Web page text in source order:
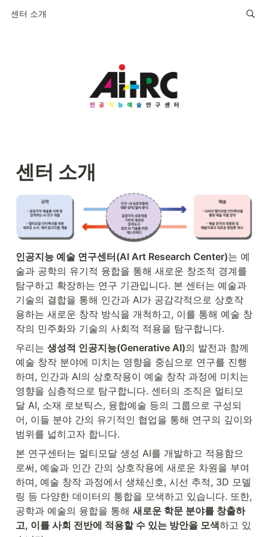
센터 소개
센터 소개
인공지능 예술 연구센터(AI Art Research Center)는 예
술과 공학의 유기적 융합을 통해 새로운 창조적 경계를
탐구하고 확장하는 연구 기관입니다. 본 센터는 예술과
기술의 결합을 통해 인간과 AI가 공감각적으로 상호작
용하는 새로운 창작 방식을 개척하고, 이를 통해 예술 창
작의 민주화와 기술의 사회적 적용을 탐구합니다.
우리는 생성적 인공지능(Generative AI)의 발전과 함께
예술 창작 분야에 미치는 영향을 중심으로 연구를 진행
하며, 인간과 AI의 상호작용이 예술 창작 과정에 미치는
영향을 심층적으로 탐구합니다. 센터의 조직은 멀티모
달 AI, 소재 로보틱스, 융합예술 등의 그룹으로 구성되
어, 이들 분야 간의 유기적인 협업을 통해 연구의 깊이와
범위를 넓히고자 합니다.
본 연구센터는 멀티모달 생성 AI를 개발하고 적용함으
로써, 예술과 인간 간의 상호작용에 새로운 차원을 부여
하며, 예술 창작 과정에서 생체신호, 시선 추적, 3D 모델
링 등 다양한 데이터의 통합을 모색하고 있습니다. 또한,
공학과 예술의 융합을 통해 새로운 학문 분야를 창출하
고, 이를 사회 전반에 적용할 수 있는 방안을 모색하고 있